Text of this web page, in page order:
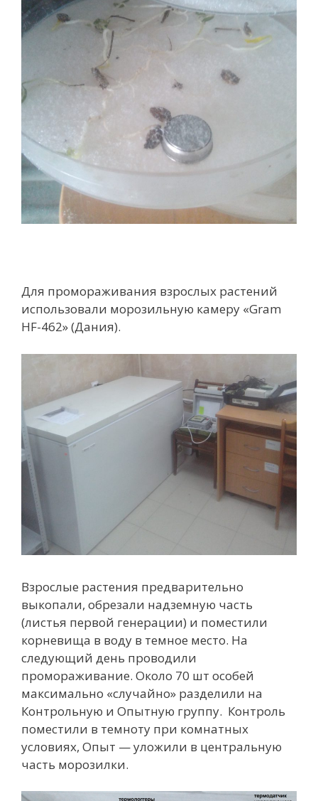
Для промораживания взрослых растений
использовали морозильную камеру «Gram
HF-462» (Дания).
Взрослые растения предварительно
выкопали, обрезали надземную часть
(листья первой генерации) и поместили
корневища в воду в темное место. На
следующий день проводили
промораживание. Около 70 шт особей
максимально «случайно» разделили на
Контрольную и Опытную группу. Контроль
поместили в темноту при комнатных
условиях, Опыт — уложили в центральную
часть морозилки.